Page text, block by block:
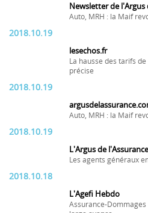
Newsletter de l'Argus
Auto, MRH : la Maif
2018.10.19
lesechos.fr
La hausse des tarifs
précise
2018.10.19
Auto, MRH : la Maif
2018.10.19
L'Argus de l'Assurance
Les agents généraux
2018.10.18
L'Agefi Hebdo
Assurance-Dommages